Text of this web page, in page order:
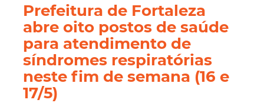
Prefeitura de Fortaleza
abre oito postos de saúde
para atendimento de
síndromes respiratórias
neste fim de semana (16 e
17/5)